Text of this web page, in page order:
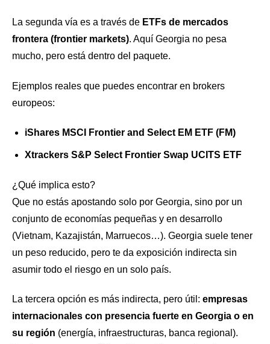
La segunda vía es a través de ETFs de mercados
frontera (frontier markets). Aquí Georgia no pesa
mucho, pero está dentro del paquete.
Ejemplos reales que puedes encontrar en brokers
europeos:
iShares MSCI Frontier and Select EM ETF (FM)
Xtrackers S&P Select Frontier Swap UCITS ETF
¿Qué implica esto?
Que no estás apostando solo por Georgia, sino por un
conjunto de economías pequeñas y en desarrollo
(Vietnam, Kazajistán, Marruecos…). Georgia suele tener
un peso reducido, pero te da exposición indirecta sin
asumir todo el riesgo en un solo país.
La tercera opción es más indirecta, pero útil: empresas
internacionales con presencia fuerte en Georgia o en
su región (energía, infraestructuras, banca regional).